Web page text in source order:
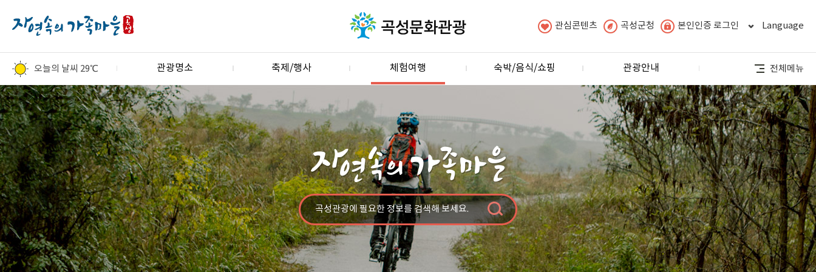
관심콘텐츠 곡성군청 본인인증 로그인 Language
오늘의 날씨 29℃ 관광명소 축제/행사 체험여행 숙박/음식/쇼핑 관광안내 전체메뉴
곡성관광에 필요한 정보를 검색해 보세요.